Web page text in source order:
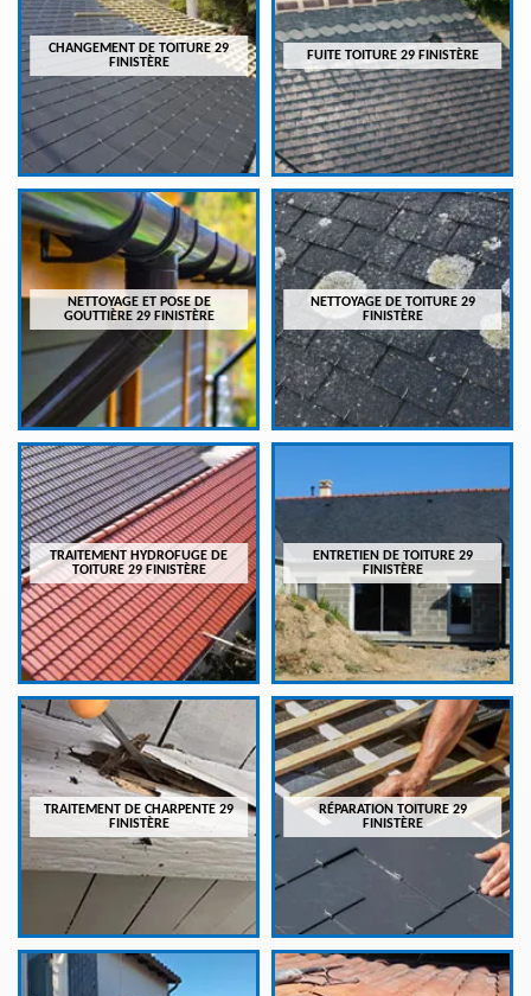
CHANGEMENT DE TOITURE 29
FINISTÈRE
FUITE TOITURE 29 FINISTÈRE
NETTOYAGE ET POSE DE
GOUTTIÈRE 29 FINISTÈRE
NETTOYAGE DE TOITURE 29
FINISTÈRE
TRAITEMENT HYDROFUGE DE
TOITURE 29 FINISTÈRE
ENTRETIEN DE TOITURE 29
FINISTÈRE
TRAITEMENT DE CHARPENTE 29
FINISTÈRE
RÉPARATION TOITURE 29
FINISTÈRE